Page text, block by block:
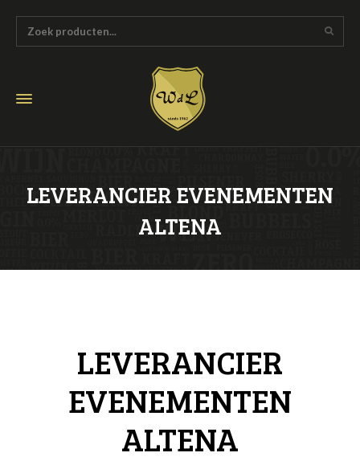
LEVERANCIER EVENEMENTEN
ALTENA
LEVERANCIER
EVENEMENTEN
ALTENA